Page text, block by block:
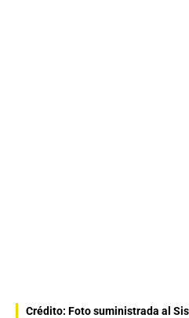
Crédito: Foto suministrada al